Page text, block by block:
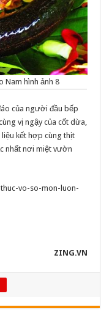
Nam hình ảnh 8
của người đầu bếp
vị ngậy của cốt dừa,
liệu kết hợp cùng thịt
nhất nơi miệt vườn
vo-so-mon-luon-
ZING.VN